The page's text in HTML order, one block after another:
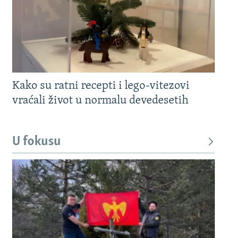
Kako su ratni recepti i lego-vitezovi
vraćali život u normalu devedesetih
U fokusu